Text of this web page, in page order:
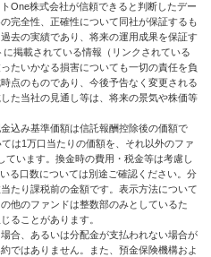
One株式会社が信頼できると判断したデー
完全性、正確性について同社が保証するも
去の実績であり、将来の運用成果を保証す
掲載されている情報（リンクされている
たいかなる損害についても一切の責任を負
点のものであり、今後予告なく変更される
た当社の見通し等は、将来の景気や株価等
込み基準価額は信託報酬控除後の価額で
は1万口当たりの価額を、それ以外のファ
ています。換金時の費用・税金等は考慮し
る口数については別途ご確認ください。分
たり課税前の金額です。表示方法について
他のファンドは整数部のみとしているた
ることがあります。
合、あるいは分配金が支払われない場合が
ではありません。また、預金保険機構およ